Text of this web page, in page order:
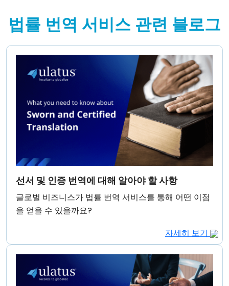
법률 번역 서비스 관련 블로그
선서 및 인증 번역에 대해 알아야 할 사항
글로벌 비즈니스가 법률 번역 서비스를 통해 어떤 이점
을 얻을 수 있을까요?
자세히 보기